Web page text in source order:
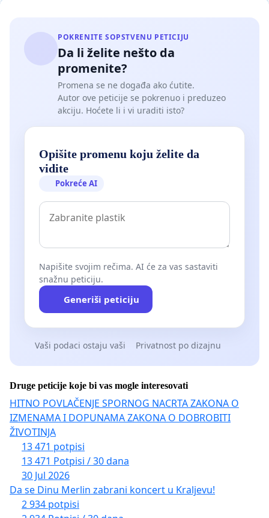
POKRENITE SOPSTVENU PETICIJU
Da li želite nešto da
promenite?
Promena se ne događa ako ćutite.
Autor ove peticije se pokrenuo i preduzeo
akciju. Hoćete li i vi uraditi isto?
Opišite promenu koju želite da
vidite
Pokreće AI
Napišite svojim rečima. AI će za vas sastaviti
snažnu peticiju.
Generiši peticiju
Vaši podaci ostaju vaši Privatnost po dizajnu
Druge peticije koje bi vas mogle interesovati
HITNO POVLAČENJE SPORNOG NACRTA ZAKONA O
IZMENAMA I DOPUNAMA ZAKONA O DOBROBITI
ŽIVOTINJA
13 471 potpisi
13 471 Potpisi / 30 dana
30 Jul 2026
Da se Dinu Merlin zabrani koncert u Kraljevu!
2 934 potpisi